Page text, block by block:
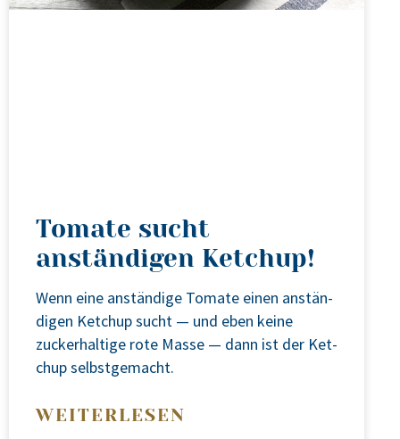
Tomate sucht
anständigen Ketchup!
Wenn eine anstän­di­ge Toma­te einen anstän­
di­gen Ket­chup sucht — und eben kei­ne
zucker­hal­ti­ge rote Mas­se — dann ist der Ket­
chup selbst­ge­macht.
WEITERLESEN